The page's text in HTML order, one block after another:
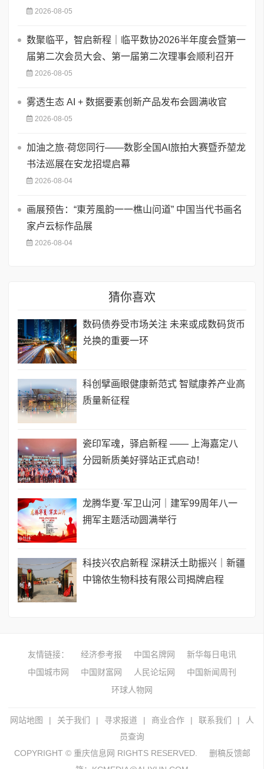
2026-08-05
数聚临平，智启新程｜临平数协2026半年度会暨第一
届第二次会员大会、第一届第二次理事会顺利召开
2026-08-05
​雾透生态 AI + 数据要素创新产品发布会圆满收官
2026-08-05
加油之旅·荷您同行——数影全国AI旅拍大赛暨乔堃龙
书法巡展在安龙招堤启幕
2026-08-04
画展预告：“東芳風韵一一樵山问道” 中国当代书画名
家卢云标作品展
2026-08-04
猜你喜欢
数码债券受市场关注 未来或成数码货币
兑换的重要一环
科创擘画眼健康新范式 智赋康养产业高
质量新征程
瓷印军魂，驿启新程 —— 上海嘉定八
分园新质美好驿站正式启动！
龙腾华夏·军卫山河｜建军99周年八一
拥军主题活动圆满举行
科技兴农启新程 深耕沃土助振兴｜新疆
中锦侬生物科技有限公司揭牌启程
友情链接： 经济参考报 中国名牌网
新华每日电讯
中国城市网
中国财富网 人民论坛网
中国新闻周刊
环球人物网
网站地图 | 关于我们 | 寻求报道 | 商业合作 | 联系我们 |
人
员查询
COPYRIGHT © 重庆信息网 RIGHTS RESERVED.
删稿反馈邮